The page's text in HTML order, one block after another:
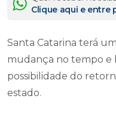
Clique aqui e entre
Santa Catarina terá
mudança no tempo e
possibilidade do
estado.